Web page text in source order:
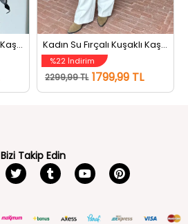
Kadın Su Fırçalı Kuşaklı Kaşe Kaban Siyah Kadın Su Fırçalı Kuşaklı Kaşe Kaban Koyu Kahve
%22 İndirim
2299,99 TL 1799,99 TL
Bizi Takip Edin